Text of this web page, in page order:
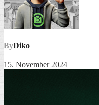
ByDiko
15. November 2024